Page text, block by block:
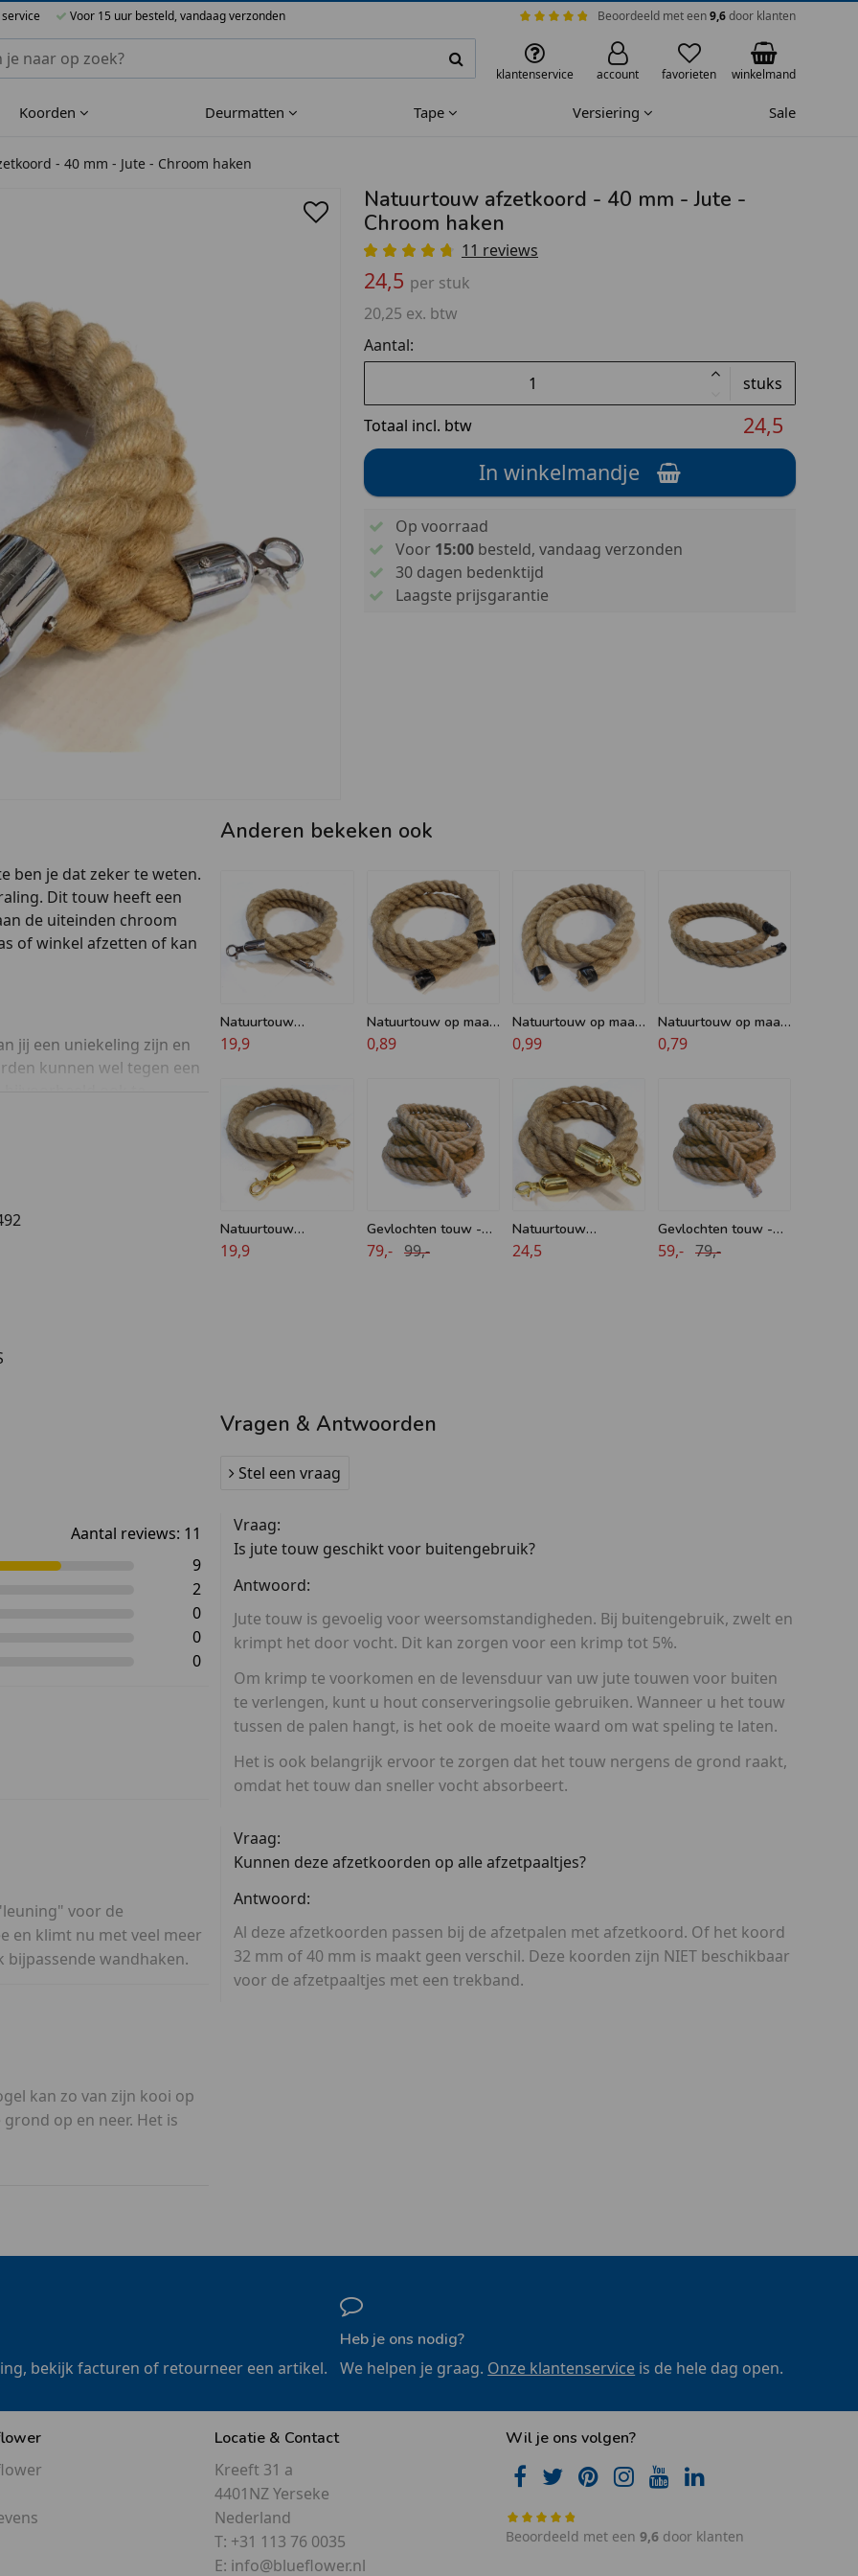
Voor 15 uur besteld, vandaag verzonden Beoordeeld met een9,6door klanten
Blueflower
klantenservice account favorieten winkelmand
Koorden Deurmatten Tape Versiering Sale
- 40 mm - Jute - Chroom haken
Natuurtouw afzetkoord - 40 mm - Jute -
Chroom haken
11 reviews
24,5 per stuk
20,25 ex. btw
Aantal:
stuks
Totaal incl. btw
24,5
In winkelmandje
Op voorraad
Voor 15:00besteld, vandaag verzonden
30 dagen bedenktijd
Laagste prijsgarantie
ben je dat zeker te weten.
Dit touw heeft een
de uiteinden chroom
of winkel afzetten of kan
jij een uniekeling zijn en
kunnen wel tegen een
ook te
te ontvangen met een
gratis.
afzetkoorden, zoals
bent van een
Anderen bekeken ook
Natuurtouw
afzetkoord - 32 mm -
19,9
Natuurtouw op maat
- 32 mm - Jute
0,89
Natuurtouw op maat
- 40 mm - Jute
0,99
Natuurtouw op maat
- 20 mm - Jute
0,79
Natuurtouw
afzetkoord - 32 mm -
19,9
Gevlochten touw -
40 mm - per 10 meter
79,- 99,-
Natuurtouw
afzetkoord - 40 mm -
24,5
Gevlochten touw -
32 mm - per 10 meter
59,- 79,-
Aantal reviews: 11
9
2
0
0
0
voor de
en klimt nu met veel meer
wandhaken.
kan zo van zijn kooi op
op en neer. Het is
Vragen & Antwoorden
Stel een vraag
Vraag:
Is jute touw geschikt voor buitengebruik?
Antwoord:
Jute touw is gevoelig voor weersomstandigheden. Bij buitengebruik, zwelt en
krimpt het door vocht. Dit kan zorgen voor een krimp tot 5%.
Om krimp te voorkomen en de levensduur van uw jute touwen voor buiten
te verlengen, kunt u hout conserveringsolie gebruiken. Wanneer u het touw
tussen de palen hangt, is het ook de moeite waard om wat speling te laten.
Het is ook belangrijk ervoor te zorgen dat het touw nergens de grond raakt,
omdat het touw dan sneller vocht absorbeert.
Vraag:
Kunnen deze afzetkoorden op alle afzetpaaltjes?
Antwoord:
Al deze afzetkoorden passen bij de afzetpalen met afzetkoord. Of het koord
32 mm of 40 mm is maakt geen verschil. Deze koorden zijn NIET beschikbaar
voor de afzetpaaltjes met een trekband.
bekijk facturen of retourneer een artikel.
Heb je ons nodig?
We helpen je graag. Onze klantenservice is de hele dag open.
Locatie & Contact
Kreeft 31 a
4401NZ Yerseke
Nederland
T: +31 113 76 0035
E: info@blueflower.nl
Wil je ons volgen?
Beoordeeld met een 9,6door klanten